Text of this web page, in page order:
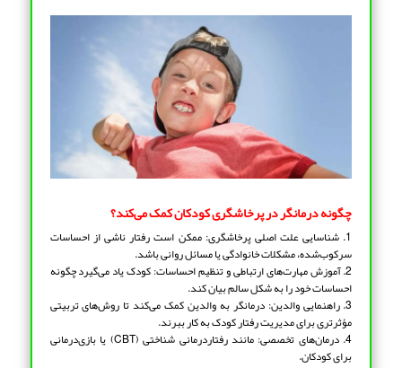
چگونه درمانگر در پرخاشگری کودکان کمک می‌کند؟
1. شناسایی علت اصلی پرخاشگری: ممکن است رفتار ناشی از احساسات
سرکوب‌شده، مشکلات خانوادگی یا مسائل روانی باشد.
2. آموزش مهارت‌های ارتباطی و تنظیم احساسات: کودک یاد می‌گیرد چگونه
احساسات خود را به شکل سالم بیان کند.
3. راهنمایی والدین: درمانگر به والدین کمک می‌کند تا روش‌های تربیتی
مؤثرتری برای مدیریت رفتار کودک به کار ببرند.
4. درمان‌های تخصصی: مانند رفتاردرمانی شناختی (CBT) یا بازی‌درمانی
برای کودکان.